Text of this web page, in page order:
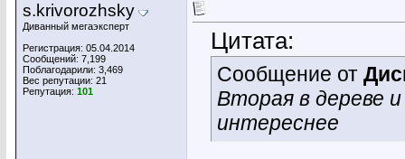
s.krivorozhsky
Диванный мегаэксперт
Регистрация: 05.04.2014
Сообщений: 7,199
Поблагодарили: 3,469
Вес репутации: 21
Репутация: 101
Цитата:
Сообщение от
Вторая в дереве
интереснее